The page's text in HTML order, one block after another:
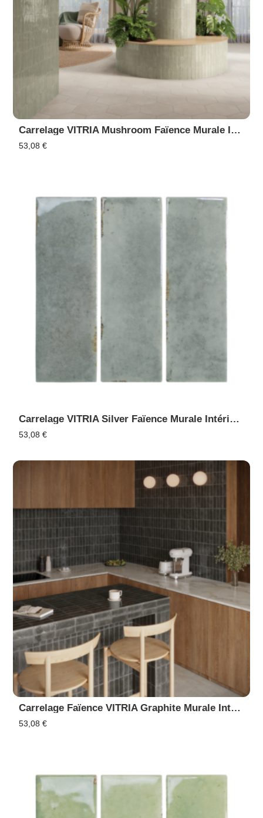
Carrelage VITRIA Mushroom Faïence Murale Intérieur Extérieur, Piscine
53,08€
Carrelage VITRIA Silver Faïence Murale Intérieur Extérieur, Piscine
53,08€
Carrelage Faïence VITRIA Graphite Murale Intérieur Extérieur, Piscine
53,08€